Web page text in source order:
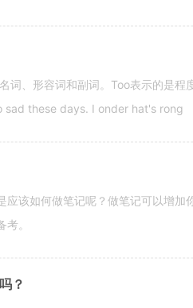
、形容词和副词。Too表示的是程
sad these days. I onder hat's rong
应该如何做笔记呢？做笔记可以增
。
？